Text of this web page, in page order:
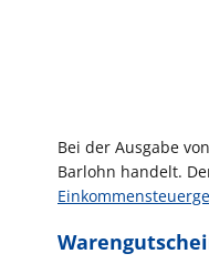
Bei der Ausgabe
Barlohn handelt.